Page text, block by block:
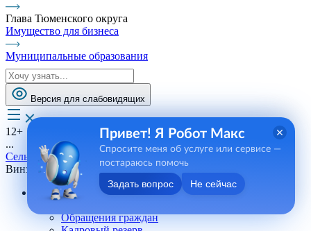
Глава Тюменского округа
Имущество для бизнеса
Муниципальные образования
Версия для слабовидящих
12+
...
Сельские поселения
Винзилинское СП
Андреевское СП
Обращения граждан
Привет! Я Робот Макс
Спросите меня об услуге или сервисе —
постараюсь помочь
Задать вопрос Не сейчас